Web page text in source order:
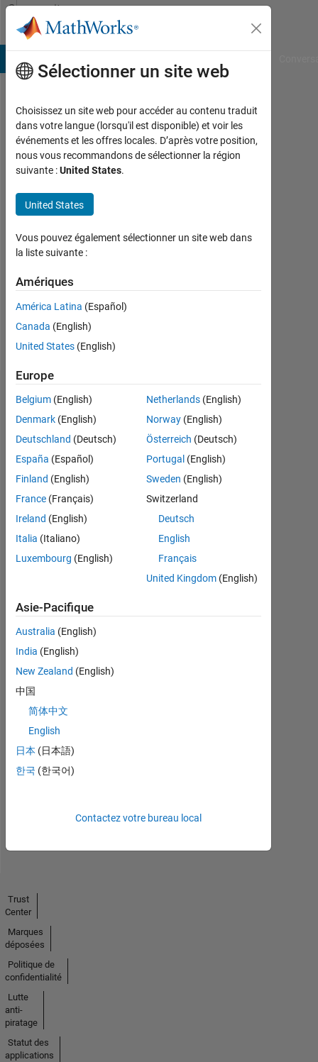
Passer au contenu
Community
Profile
Cyrus
Monteiro
Actif
2023
0
Following:
0
Follow
Recommandations
Please
login
to
this
person
in
skill
No
Endorsements
Sélectionner un site web
Choisissez un site web pour accéder au contenu traduit
dans votre langue (lorsqu'il est disponible) et voir les
événements et les offres locales. D’après votre position,
nous vous recommandons de sélectionner la région
suivante :United States.
United States
Vous pouvez également sélectionner un site web dans
la liste suivante :
Amériques
América Latina (Español)
Canada (English)
United States (English)
Europe
Belgium (English)
Denmark (English)
Deutschland (Deutsch)
España (Español)
Finland (English)
France (Français)
Ireland (English)
Italia (Italiano)
Luxembourg (English)
Netherlands(English)
Norway(English)
Österreich (Deutsch)
Portugal (English)
Sweden (English)
Switzerland
Deutsch
English
Français
United Kingdom(English)
Asie-Pacifique
Australia (English)
India (English)
New Zealand (English)
中国
简体中文
English
日本 (日本語)
한국 (한국어)
Contactez votre bureau local
Trust
Center
Marques
déposées
Politique de
confidentialité
Lutte
anti-
piratage
Statut des
applications